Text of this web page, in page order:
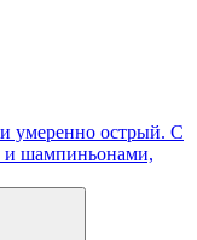
умеренно острый. С
и шампиньонами,